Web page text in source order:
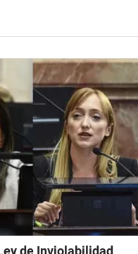
de Inviolabilidad